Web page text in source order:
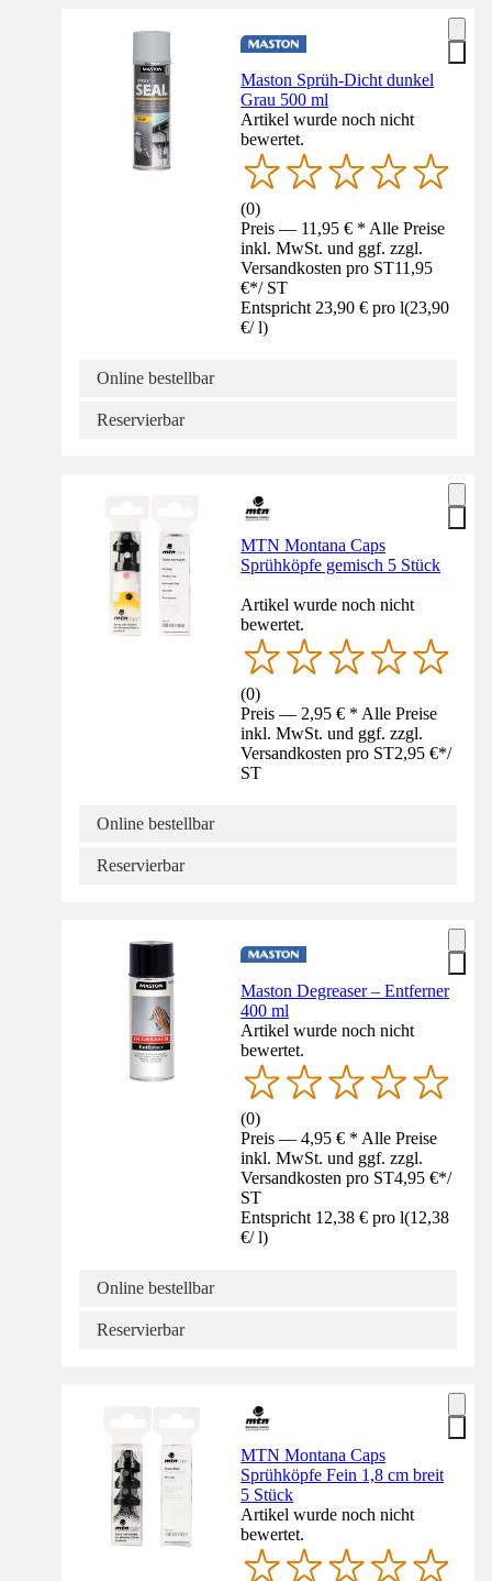
Maston Sprüh-Dicht dunkel
Grau 500 ml
Artikel wurde noch nicht
bewertet.
(0)
Preis — 11,95 € * Alle Preise
inkl. MwSt. und ggf. zzgl.
Versandkosten pro ST11,95
€*/ ST
Entspricht 23,90 € pro l(23,90
€/ l)
Online bestellbar
Reservierbar
MTN Montana Caps
Sprühköpfe gemisch 5 Stück
Artikel wurde noch nicht
bewertet.
(0)
Preis — 2,95 € * Alle Preise
inkl. MwSt. und ggf. zzgl.
Versandkosten pro ST2,95 €*/
ST
Online bestellbar
Reservierbar
Maston Degreaser – Entferner
400 ml
Artikel wurde noch nicht
bewertet.
(0)
Preis — 4,95 € * Alle Preise
inkl. MwSt. und ggf. zzgl.
Versandkosten pro ST4,95 €*/
ST
Entspricht 12,38 € pro l(12,38
€/ l)
Online bestellbar
Reservierbar
MTN Montana Caps
Sprühköpfe Fein 1,8 cm breit
5 Stück
Artikel wurde noch nicht
bewertet.